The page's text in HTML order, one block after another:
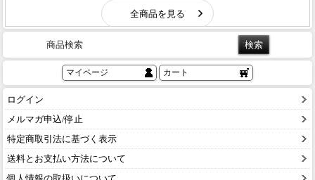
商品検索
マイページ カート
ログイン
メルマガ申込/停止
特定商取引法に基づく表示
送料とお支払い方法について